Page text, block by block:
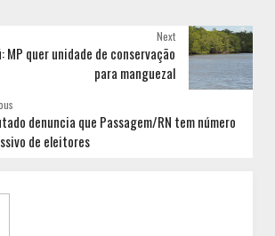
Next
MP quer unidade de conservação
para manguezal
denuncia que Passagem/RN tem número
de eleitores